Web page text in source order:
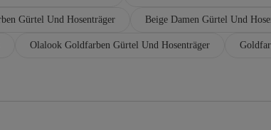
Gürtel Und Hosenträger Beige Damen Gürtel Und
Olalook Goldfarben Gürtel Und Hosenträger